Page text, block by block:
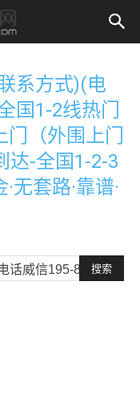
系方式)(电
国1-2线热门
（外围上门
达-全国1-2-3
无套路·靠谱·